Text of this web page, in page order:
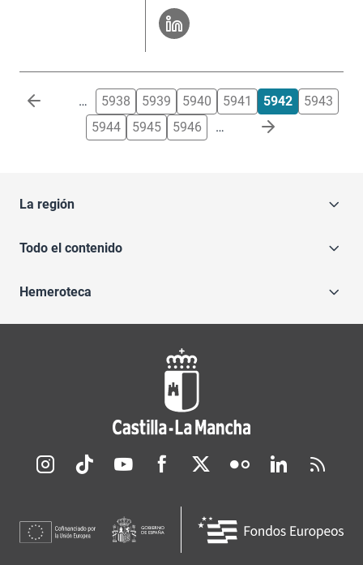
Paginación … 5938 5939 5940 5941 5942
5943
5944
5945 5946 …
La región
Todo el contenido
Hemeroteca
Redes sociales JCCM